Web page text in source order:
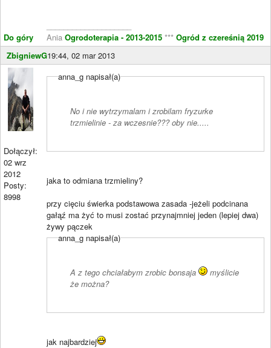
Do góry
Ania Ogrodoterapia - 2013-2015 *** Ogród z czereśnią 2019
ZbigniewG19:44, 02 mar 2013
Dołączył:
02 wrz
2012
Posty:
8998
anna_g napisał(a)
No i nie wytrzymalam i zrobilam fryzurke
trzmielinie - za wczesnie??? oby nie.....
jaka to odmiana trzmieliny?
przy cięciu świerka podstawowa zasada -jeżeli podcinana
gałąź ma żyć to musi zostać przynajmniej jeden (lepiej dwa)
żywy pączek
anna_g napisał(a)
A z tego chciałabym zrobic bonsaja
myślicie
że można?
jak najbardziej